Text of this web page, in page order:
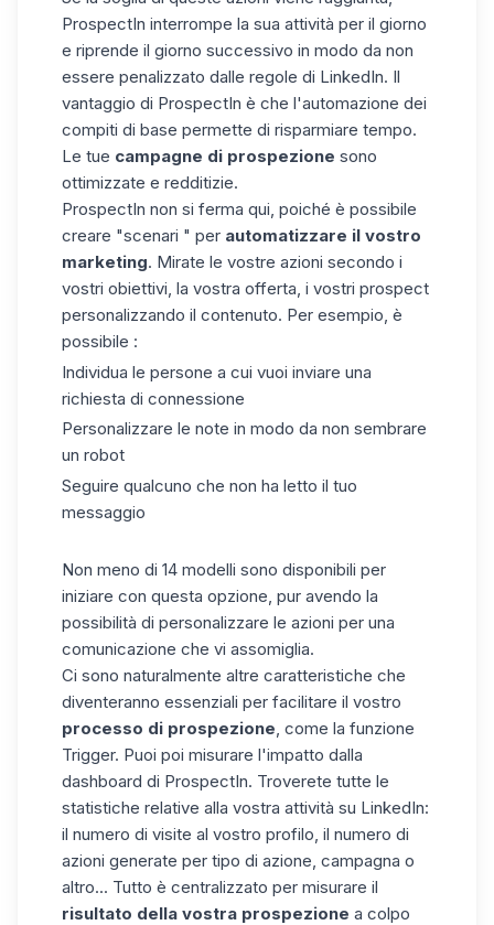
ProspectIn interrompe la sua attività per il giorno
e riprende il giorno successivo in modo da non
essere penalizzato dalle regole di LinkedIn. Il
vantaggio di ProspectIn è che l'automazione dei
compiti di base permette di risparmiare tempo.
Le tue campagne di prospezione sono
ottimizzate e redditizie.
ProspectIn non si ferma qui, poiché è possibile
creare "scenari " per automatizzare il vostro
marketing. Mirate le vostre azioni secondo i
vostri obiettivi, la vostra offerta, i vostri prospect
personalizzando il contenuto. Per esempio, è
possibile :
Individua le persone a cui vuoi inviare una
richiesta di connessione
Personalizzare le note in modo da non sembrare
un robot
Seguire qualcuno che non ha letto il tuo
messaggio
Non meno di 14 modelli sono disponibili per
iniziare con questa opzione, pur avendo la
possibilità di personalizzare le azioni per una
comunicazione che vi assomiglia.
Ci sono naturalmente altre caratteristiche che
diventeranno essenziali per facilitare il vostro
processo di prospezione , come la funzione
Trigger. Puoi poi misurare l'impatto dalla
dashboard di ProspectIn. Troverete tutte le
statistiche relative alla vostra attività su LinkedIn:
il numero di visite al vostro profilo, il numero di
azioni generate per tipo di azione, campagna o
altro... Tutto è centralizzato per misurare il
risultato della vostra prospezione a colpo